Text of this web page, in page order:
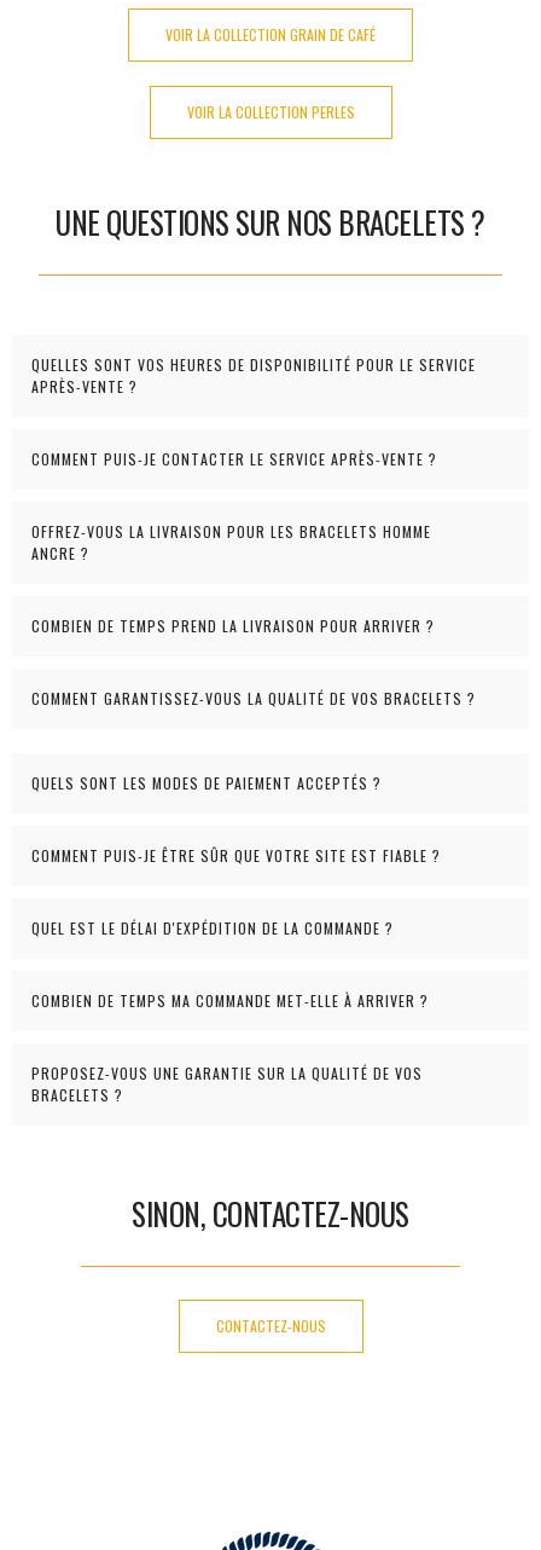
VOIR LA COLLECTION GRAIN DE CAFÉ
VOIR LA COLLECTION PERLES
UNE QUESTIONS SUR NOS BRACELETS ?
QUELLES SONT VOS HEURES DE DISPONIBILITÉ POUR LE SERVICE
APRÈS-VENTE ?
COMMENT PUIS-JE CONTACTER LE SERVICE APRÈS-VENTE ?
OFFREZ-VOUS LA LIVRAISON POUR LES BRACELETS HOMME
ANCRE ?
COMBIEN DE TEMPS PREND LA LIVRAISON POUR ARRIVER ?
COMMENT GARANTISSEZ-VOUS LA QUALITÉ DE VOS BRACELETS ?
QUELS SONT LES MODES DE PAIEMENT ACCEPTÉS ?
COMMENT PUIS-JE ÊTRE SÛR QUE VOTRE SITE EST FIABLE ?
QUEL EST LE DÉLAI D'EXPÉDITION DE LA COMMANDE ?
COMBIEN DE TEMPS MA COMMANDE MET-ELLE À ARRIVER ?
PROPOSEZ-VOUS UNE GARANTIE SUR LA QUALITÉ DE VOS
BRACELETS ?
SINON, CONTACTEZ-NOUS
CONTACTEZ-NOUS